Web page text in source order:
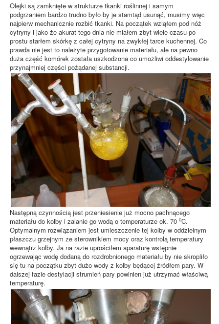
Olejki są zamknięte w strukturze tkanki roślinnej i samym
podgrzaniem bardzo trudno było by je stamtąd usunąć, musimy więc
najpierw mechanicznie rozbić tkanki. Na początek wziąłem pod nóż
cytryny i jako że akurat tego dnia nie miałem zbyt wiele czasu po
prostu starłem skórkę z całej cytryny na zwykłej tarce kuchennej. Co
prawda nie jest to należyte przygotowanie materiału, ale na pewno
duża część komórek została uszkodzona co umożliwi oddestylowanie
przynajmniej części pożądanej substancji.
Następną czynnością jest przeniesienie już mocno pachnącego
materiału do kolby i zalanie go wodą o temperaturze ok. 70 oC.
Optymalnym rozwiązaniem jest umieszczenie tej kolby w oddzielnym
płaszczu grzejnym ze sterownikiem mocy oraz kontrolą temperatury
wewnątrz kolby. Ja na razie uprościłem aparaturę wstępnie
ogrzewając wodę dodaną do rozdrobnionego materiału by nie skropliło
się tu na początku zbyt dużo wody z kolby będącej źródłem pary. W
dalszej fazie destylacji strumień pary powinien już utrzymać właściwą
temperaturę.